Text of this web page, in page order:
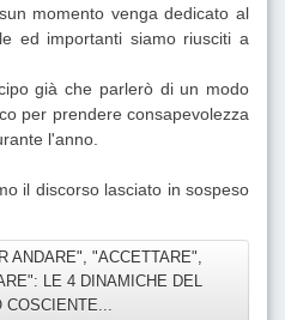
momento venga dedicato al
ed importanti siamo riusciti a
già che parlerò di un modo
per prendere consapevolezza
l'anno.
il discorso lasciato in sospeso
ANDARE", "ACCETTARE",
LE 4 DINAMICHE DEL
COSCIENTE...